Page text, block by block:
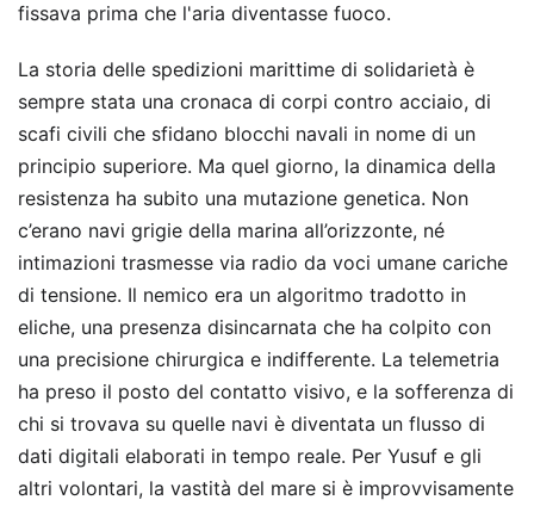
fissava prima che l'aria diventasse fuoco.
La storia delle spedizioni marittime di solidarietà è
sempre stata una cronaca di corpi contro acciaio, di
scafi civili che sfidano blocchi navali in nome di un
principio superiore. Ma quel giorno, la dinamica della
resistenza ha subito una mutazione genetica. Non
c’erano navi grigie della marina all’orizzonte, né
intimazioni trasmesse via radio da voci umane cariche
di tensione. Il nemico era un algoritmo tradotto in
eliche, una presenza disincarnata che ha colpito con
una precisione chirurgica e indifferente. La telemetria
ha preso il posto del contatto visivo, e la sofferenza di
chi si trovava su quelle navi è diventata un flusso di
dati digitali elaborati in tempo reale. Per Yusuf e gli
altri volontari, la vastità del mare si è improvvisamente